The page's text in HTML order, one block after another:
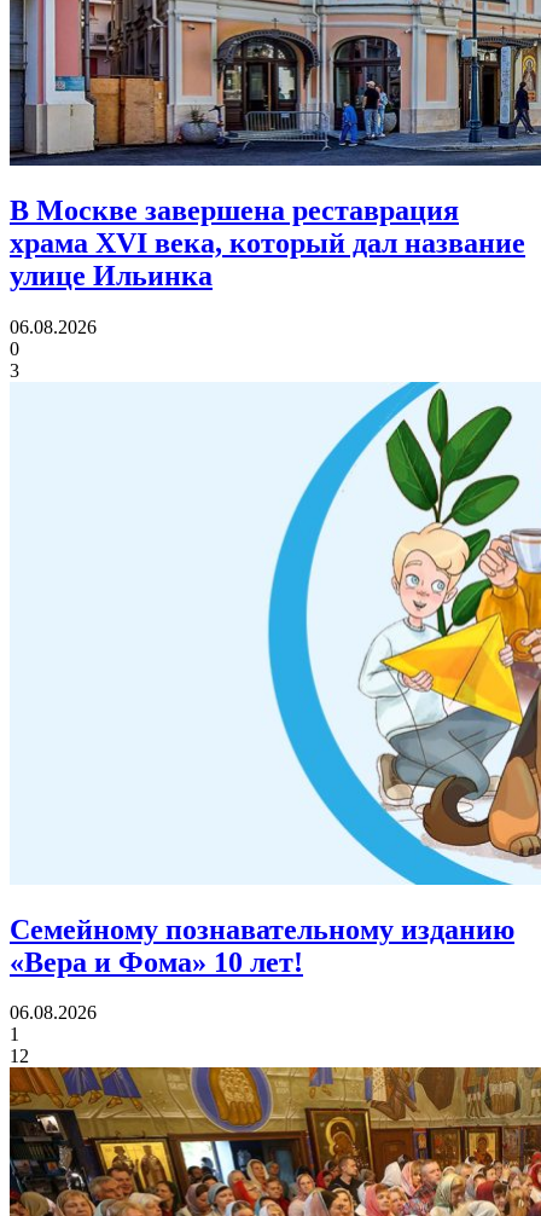
В Москве завершена реставрация
храма XVI века, который дал название
улице Ильинка
06.08.2026
0
3
Семейному познавательному изданию
«Вера и Фома» 10 лет!
06.08.2026
1
12